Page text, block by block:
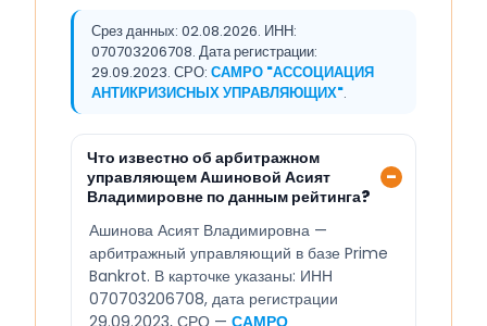
Срез данных: 02.08.2026. ИНН:
070703206708. Дата регистрации:
29.09.2023. СРО: САМРО "АССОЦИАЦИЯ
АНТИКРИЗИСНЫХ УПРАВЛЯЮЩИХ".
Что известно об арбитражном
управляющем Ашиновой Асият
Владимировне по данным рейтинга?
Ашинова Асият Владимировна —
арбитражный управляющий в базе Prime
Bankrot. В карточке указаны: ИНН
070703206708, дата регистрации